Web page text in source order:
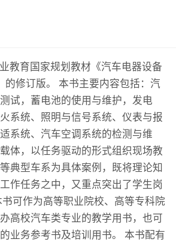
教育国家规划教材《汽车电器设备
的修订版。 本书主要内容包括：汽
试，蓄电池的使用与维护，发电
系统、照明与信号系统、仪表与报
系统、汽车空调系统的检测与维
体，以任务驱动的形式组织现场教
典型车系为具体案例，既将理论知
作任务之中，又重点突出了学生岗
可作为高等职业院校、高等专科院
高校汽车类专业的教学用书，也可
业务参考书及培训用书。 本书配有